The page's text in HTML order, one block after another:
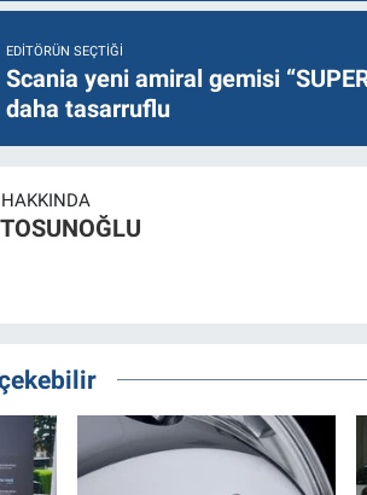
EDITÖRÜN SEÇTIĞI
Scania yeni amiral gemisi
daha tasarruflu